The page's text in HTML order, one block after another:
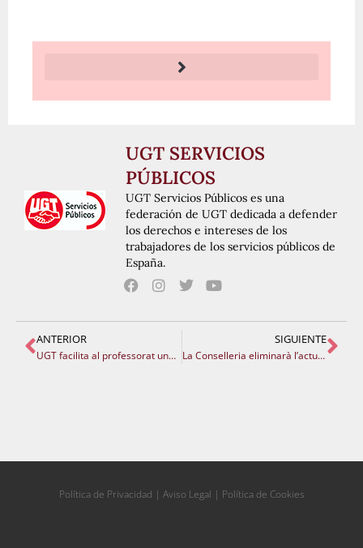
UGT SERVICIOS
PÚBLICOS
UGT Servicios Públicos es una
federación de UGT dedicada a defender
los derechos e intereses de los
trabajadores de los servicios públicos de
España.
ANTERIOR
UGT facilita al professorat una carta a les famílies sobre els motius de la vaga de l’11 de desembre
SIGUIENTE
La Conselleria eliminarà l’actual Acord de Professorat Interí: Comença la Restricció de Drets
Política de Privacidad | Aviso Legal | Política de Cookies